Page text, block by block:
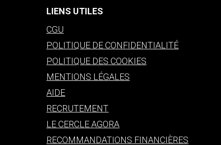
LIENS UTILES
CGU
POLITIQUE DE CONFIDENTIALITÉ
POLITIQUE DES COOKIES
MENTIONS LÉGALES
AIDE
RECRUTEMENT
LE CERCLE AGORA
RECOMMANDATIONS FINANCIÈRES